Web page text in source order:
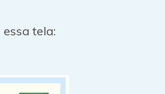
tela: